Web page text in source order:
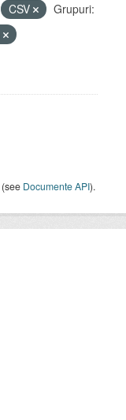
CSV
Grupuri:
(see Documente API).